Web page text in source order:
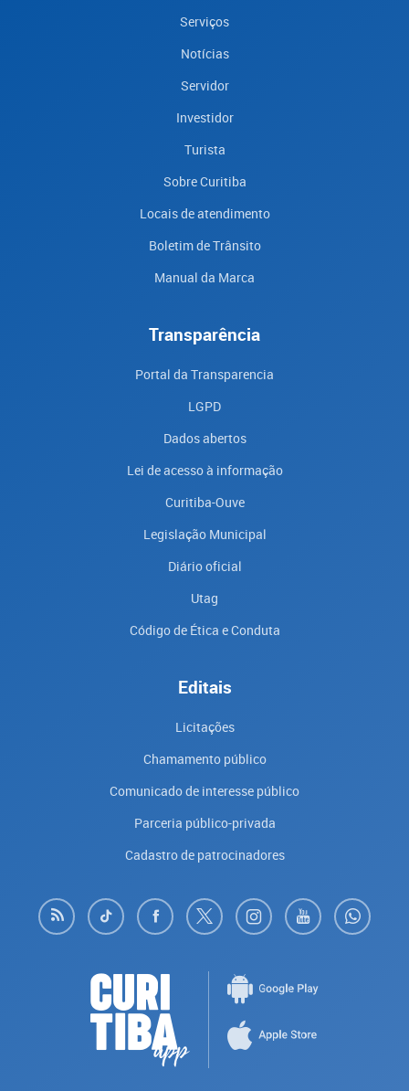
Serviços
Notícias
Servidor
Investidor
Turista
Sobre Curitiba
Locais de atendimento
Boletim de Trânsito
Manual da Marca
Transparência
Portal da Transparencia
LGPD
Dados abertos
Lei de acesso à informação
Curitiba-Ouve
Legislação Municipal
Diário oficial
Utag
Código de Ética e Conduta
Editais
Licitações
Chamamento público
Comunicado de interesse público
Parceria público-privada
Cadastro de patrocinadores